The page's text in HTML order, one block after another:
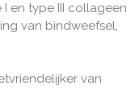
en type III collageen
van bindweefsel,
van